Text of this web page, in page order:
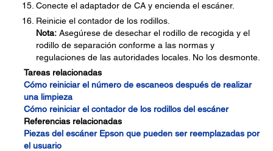
Conecte el adaptador de CA y encienda el escáner.
Reinicie el contador de los rodillos.
Nota: Asegúrese de desechar el rodillo de recogida y el
rodillo de separación conforme a las normas y
regulaciones de las autoridades locales. No los desmonte.
Tareas relacionadas
Cómo reiniciar el número de escaneos después de realizar
una limpieza
Cómo reiniciar el contador de los rodillos del escáner
Referencias relacionadas
Piezas del escáner Epson que pueden ser reemplazadas por
el usuario